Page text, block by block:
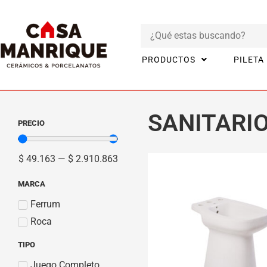
PRODUCTOS
PILETA
PRECIO
$ 49.163 — $ 2.910.863
MARCA
Ferrum
Roca
TIPO
Juego Completo